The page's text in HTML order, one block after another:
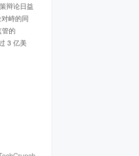
辩论日益
峙的同
的
3 亿美